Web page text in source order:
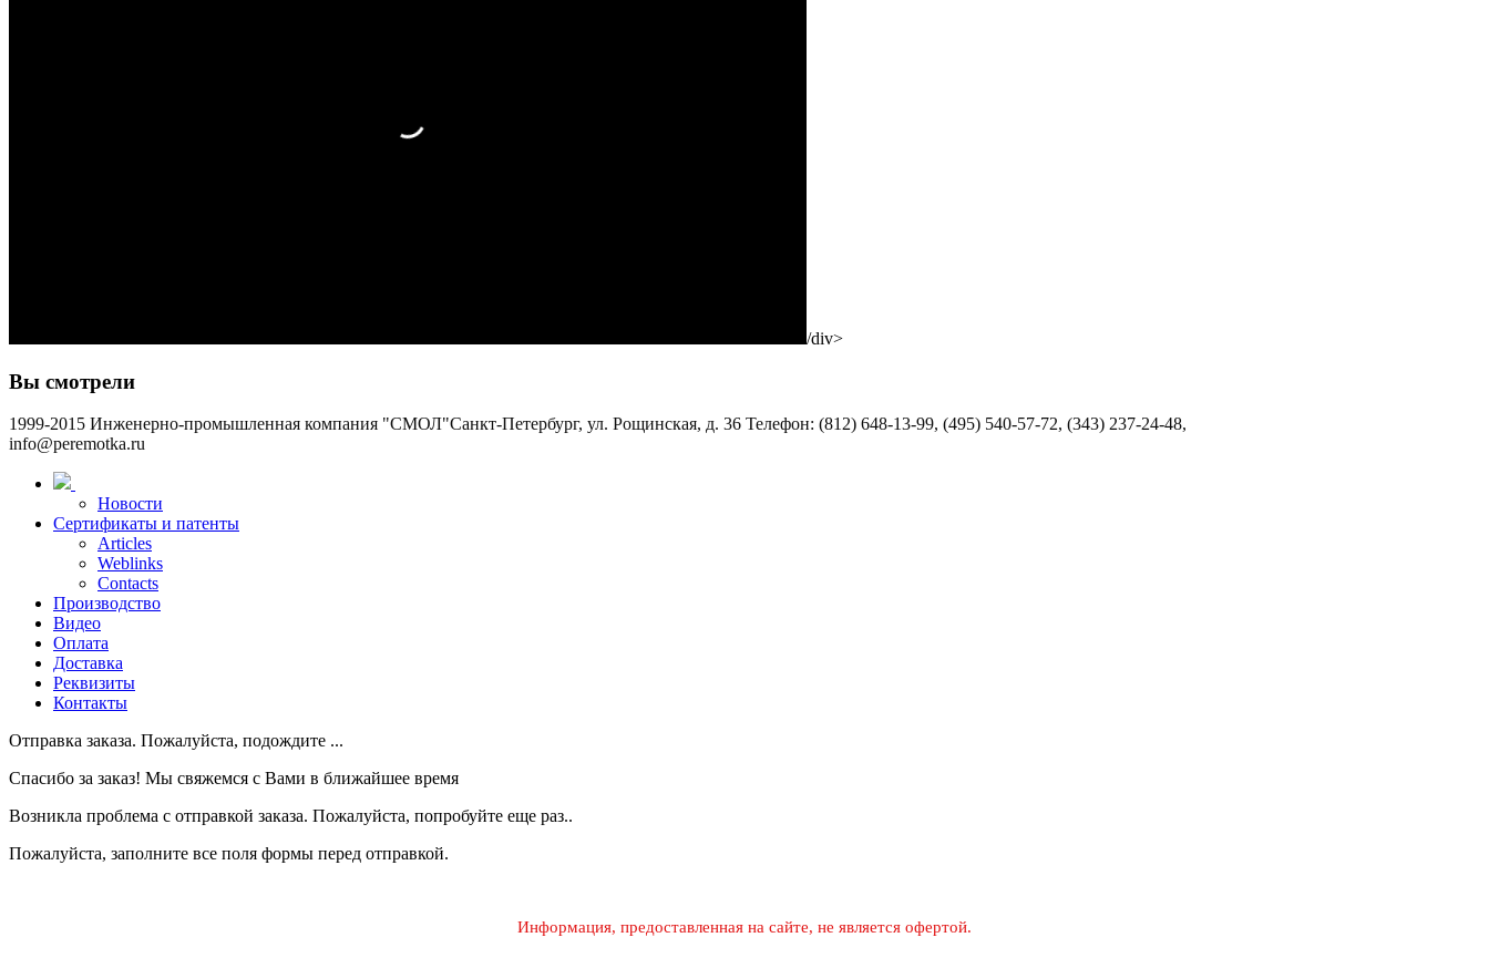
/div>
Вы смотрели
1999-2015 Инженерно-промышленная компания "СМОЛ"Санкт-Петербург, ул. Рощинская, д. 36 Телефон: (812) 648-13-99, (495) 540-57-72, (343) 237-24-48,
info@peremotka.ru
Новости
Сертификаты и патенты
Articles
Weblinks
Contacts
Производство
Видео
Оплата
Доставка
Реквизиты
Контакты
Отправка заказа. Пожалуйста, подождите ...
Спасибо за заказ! Мы свяжемся с Вами в ближайшее время
Возникла проблема с отправкой заказа. Пожалуйста, попробуйте еще раз..
Пожалуйста, заполните все поля формы перед отправкой.
Информация, предоставленная на сайте, не является офертой.